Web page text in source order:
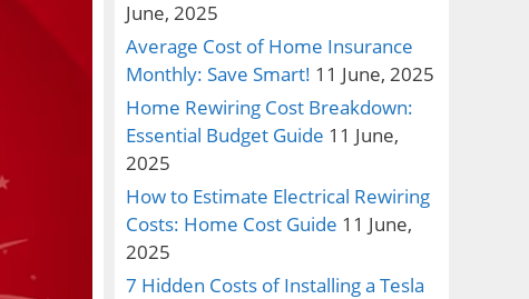
June, 2025
Average Cost of Home Insurance
Monthly: Save Smart! 11 June, 2025
Home Rewiring Cost Breakdown:
Essential Budget Guide 11 June,
2025
How to Estimate Electrical Rewiring
Costs: Home Cost Guide 11 June,
2025
7 Hidden Costs of Installing a Tesla